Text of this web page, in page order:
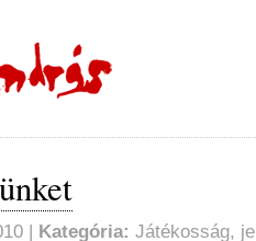
| Kategória: Játékosság,